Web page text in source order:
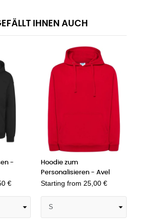
IHNEN AUCH
-
€
Hoodie zum
Personalisieren - Avel
Starting from 25,00 €